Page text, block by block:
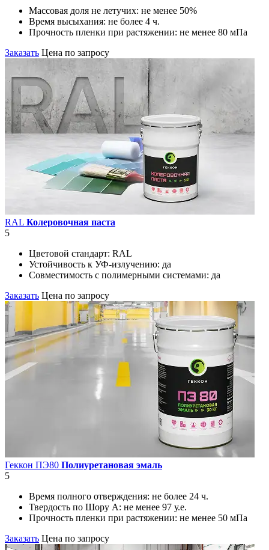
Массовая доля не летучих: не менее 50%
Время высыхания: не более 4 ч.
Прочность пленки при растяжении: не менее 80 мПа
Заказать Цена по запросу
RAL Колеровочная паста
5
Цветовой стандарт: RAL
Устойчивость к УФ-излучению: да
Совместимость с полимерными системами: да
Заказать Цена по запросу
Геккон ПЭ80 Полиуретановая эмаль
5
Время полного отверждения: не более 24 ч.
Твердость по Шору А: не менее 97 у.е.
Прочность пленки при растяжении: не менее 50 мПа
Заказать Цена по запросу